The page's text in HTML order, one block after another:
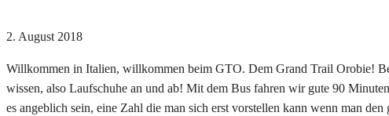
2. August 2018
Willkommen in Italien, willkommen beim GTO. Dem Grand Trail Orobie!
wissen, also Laufschuhe an und ab! Mit dem Bus fahren wir gute 90
es angeblich sein, eine Zahl die man sich erst vorstellen kann wenn man